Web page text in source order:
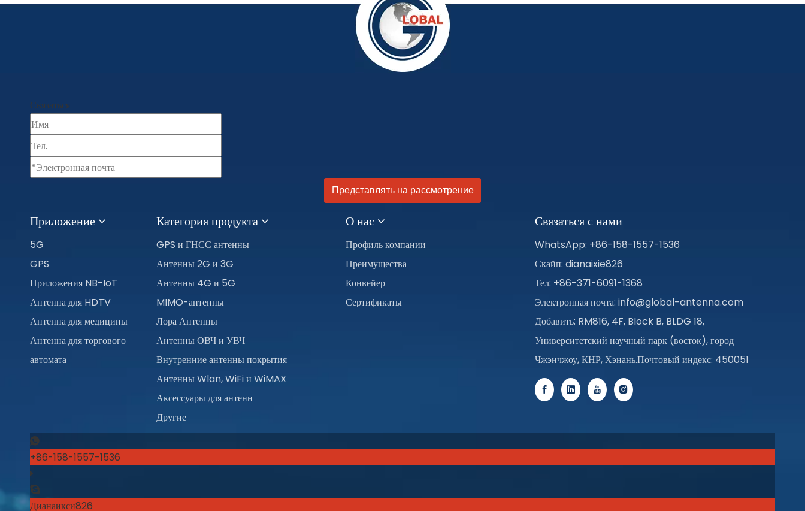
Связаться
Представлять на рассмотрение
Приложение
5G
GPS
Приложения NB-IoT
Антенна для HDTV
Антенна для медицины
Антенна для торгового
автомата
Категория продукта
GPS и ГНСС антенны
Антенны 2G и 3G
Антенны 4G и 5G
MIMO-антенны
Лора Антенны
Антенны ОВЧ и УВЧ
Внутренние антенны покрытия
Антенны Wlan, WiFi и WiMAX
Аксессуары для антенн
Другие
О нас
Профиль компании
Преимущества
Конвейер
Сертификаты
Связаться с нами
WhatsApp: +86-158-1557-1536
Скайп: dianaixie826
Тел: +86-371-6091-1368
Электронная почта: info@global-antenna.com
Добавить: RM816, 4F, Block B, BLDG 18,
Университетский научный парк (восток), город
Чжэнчжоу, КНР, Хэнань.Почтовый индекс: 450051
+86-158-1557-1536
Дианаикси826